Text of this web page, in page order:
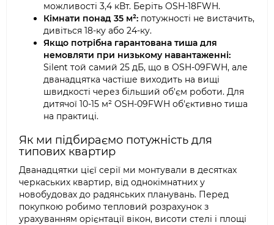
можливості 3,4 кВт. Беріть OSH-18FWH.
Кімнати понад 35 м²: потужності не вистачить,
дивіться 18-ку або 24-ку.
Якщо потрібна гарантована тиша для
немовляти при низькому навантаженні:
Silent той самий 25 дБ, що в OSH-09FWH, але
дванадцятка частіше виходить на вищі
швидкості через більший об'єм роботи. Для
дитячої 10-15 м² OSH-09FWH об'єктивно тиша
на практиці.
Як ми підбираємо потужність для
типових квартир
Дванадцятки цієї серії ми монтували в десятках
черкаських квартир, від однокімнатних у
новобудовах до радянських планувань. Перед
покупкою робимо тепловий розрахунок з
урахуванням орієнтації вікон, висоти стелі і площі